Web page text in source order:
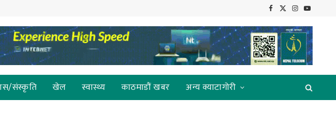
Facebook
X
Instagram
YouTube
संस्कृति खेल स्वास्थ्य काठमाडौं खबर
अन्य क्याटागोरी